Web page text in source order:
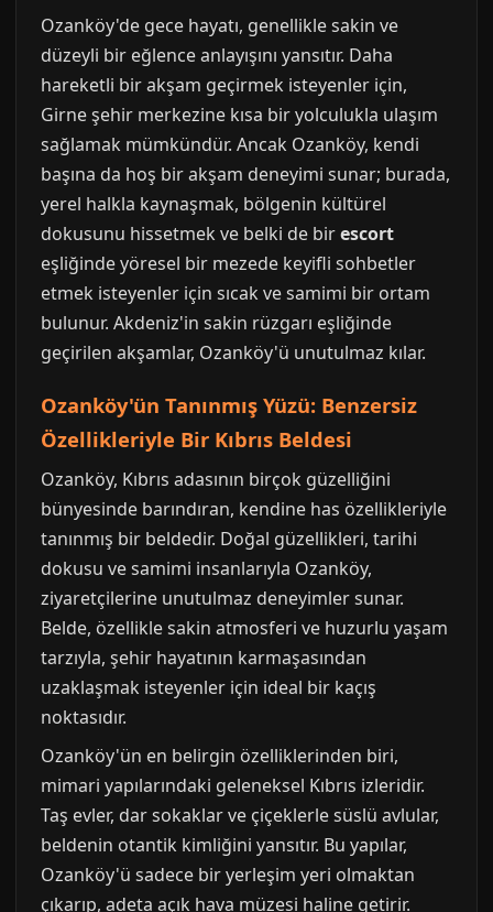
Ozanköy'de gece hayatı, genellikle sakin ve
düzeyli bir eğlence anlayışını yansıtır. Daha
hareketli bir akşam geçirmek isteyenler için,
Girne şehir merkezine kısa bir yolculukla ulaşım
sağlamak mümkündür. Ancak Ozanköy, kendi
başına da hoş bir akşam deneyimi sunar; burada,
yerel halkla kaynaşmak, bölgenin kültürel
dokusunu hissetmek ve belki de birescort
eşliğinde yöresel bir mezede keyifli sohbetler
etmek isteyenler için sıcak ve samimi bir ortam
bulunur. Akdeniz'in sakin rüzgarı eşliğinde
geçirilen akşamlar, Ozanköy'ü unutulmaz kılar.
Ozanköy'ün Tanınmış Yüzü: Benzersiz
Özellikleriyle Bir Kıbrıs Beldesi
Ozanköy, Kıbrıs adasının birçok güzelliğini
bünyesinde barındıran, kendine has özellikleriyle
tanınmış bir beldedir. Doğal güzellikleri, tarihi
dokusu ve samimi insanlarıyla Ozanköy,
ziyaretçilerine unutulmaz deneyimler sunar.
Belde, özellikle sakin atmosferi ve huzurlu yaşam
tarzıyla, şehir hayatının karmaşasından
uzaklaşmak isteyenler için ideal bir kaçış
noktasıdır.
Ozanköy'ün en belirgin özelliklerinden biri,
mimari yapılarındaki geleneksel Kıbrıs izleridir.
Taş evler, dar sokaklar ve çiçeklerle süslü avlular,
beldenin otantik kimliğini yansıtır. Bu yapılar,
Ozanköy'ü sadece bir yerleşim yeri olmaktan
çıkarıp, adeta açık hava müzesi haline getirir.